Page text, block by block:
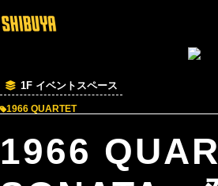
1F イベントスペース
1966 QUARTET
1966